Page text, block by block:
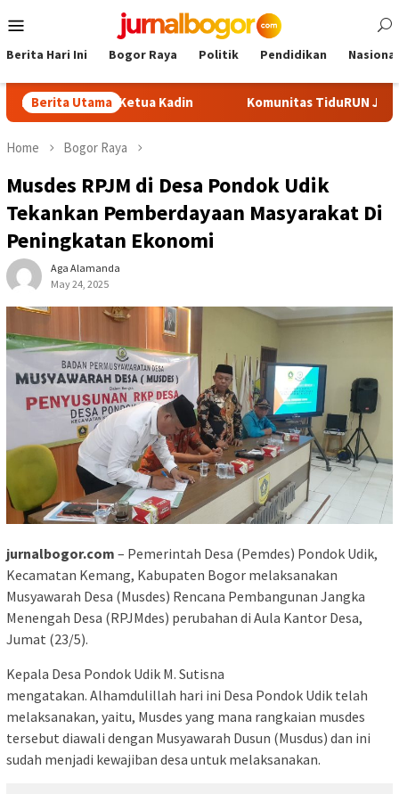
to
Menu
Berita Hari Ini Bogor Raya Politik Pendidikan Nasional
Berita Utama
Calon Ketua Kadin Komunitas TiduRUN Jajal Jalur
Home Bogor Raya
Musdes RPJM di Desa Pondok Udik
Tekankan Pemberdayaan Masyarakat Di
Peningkatan Ekonomi
Aga Alamanda
May 24, 2025
jurnalbogor.com – Pemerintah Desa (Pemdes) Pondok Udik,
Kecamatan Kemang, Kabupaten Bogor melaksanakan
Musyawarah Desa (Musdes) Rencana Pembangunan Jangka
Menengah Desa (RPJMdes) perubahan di Aula Kantor Desa,
Jumat (23/5).
Kepala Desa Pondok Udik M. Sutisna
mengatakan. Alhamdulillah hari ini Desa Pondok Udik telah
melaksanakan, yaitu, Musdes yang mana rangkaian musdes
tersebut diawali dengan Musyawarah Dusun (Musdus) dan ini
sudah menjadi kewajiban desa untuk melaksanakan.